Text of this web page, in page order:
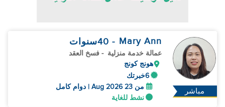
مباشر
Mary Ann
- 40 سنوات
عمالة خدمة منزلية - فسخ العقد
هونج كونج
6خبرتك
من 23 Aug 2026 | دوام كامل
نشط للغاية